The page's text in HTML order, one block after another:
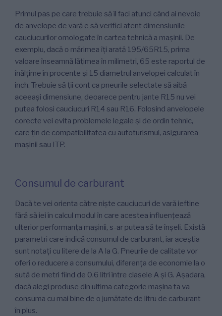
Primul pas pe care trebuie să îl faci atunci când ai nevoie
de anvelope de vară e să verifici atent dimensiunile
cauciucurilor omologate în cartea tehnică a mașinii. De
exemplu, dacă o mărimea îți arată 195/65R15, prima
valoare înseamnă lățimea în milimetri, 65 este raportul de
înălțime în procente și 15 diametrul anvelopei calculat în
inch. Trebuie să ții cont ca pneurile selectate să aibă
aceeași dimensiune, deoarece pentru jante R15 nu vei
putea folosi cauciucuri R14 sau R16. Folosind anvelopele
corecte vei evita problemele legale și de ordin tehnic,
care țin de compatibilitatea cu autoturismul, asigurarea
mașinii sau ITP.
Consumul de carburant
Dacă te vei orienta către niște cauciucuri de vară ieftine
fără să iei în calcul modul în care acestea influențează
ulterior performanța mașinii, s-ar putea să te înșeli. Există
parametri care indică consumul de carburant, iar aceștia
sunt notați cu litere de la A la G. Pneurile de calitate vor
oferi o reducere a consumului, diferența de economie la o
sută de metri fiind de 0.6 litri între clasele A și G. Așadara,
dacă alegi produse din ultima categorie mașina ta va
consuma cu mai bine de o jumătate de litru de carburant
în plus.